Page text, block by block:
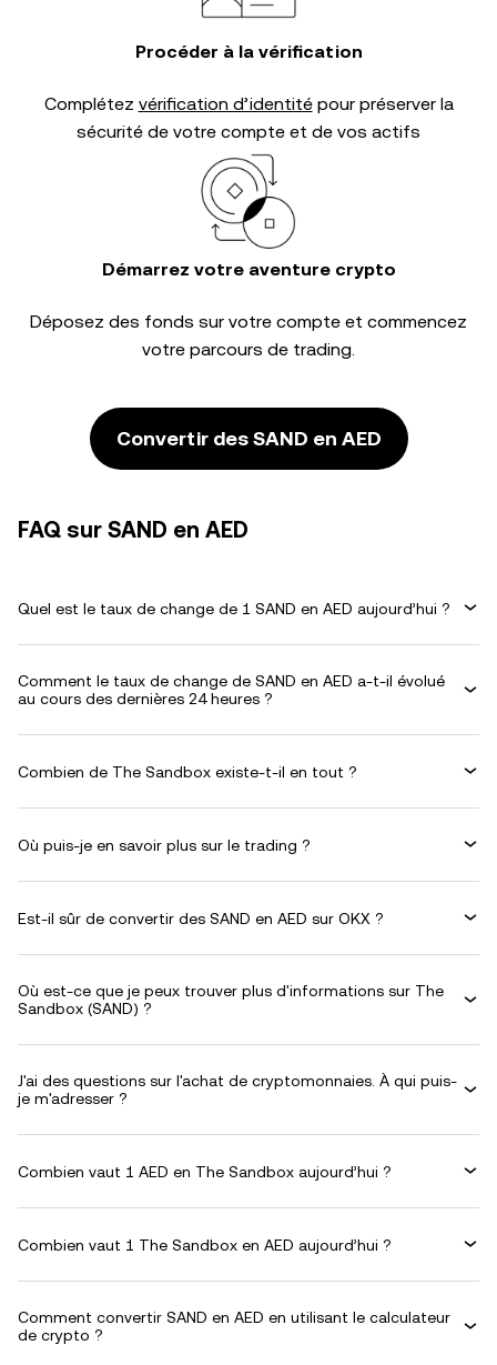
Procéder à la vérification
Complétez vérification d’identitépour préserver la
sécurité de votre compte et de vos actifs
Démarrez votre aventure crypto
Déposez des fonds sur votre compte et commencez
votre parcours de trading.
Convertir des SAND en AED
FAQ sur SAND en AED
Quel est le taux de change de 1 SAND en AED aujourd’hui ?
Comment le taux de change de SAND en AED a-t-il évolué
au cours des dernières 24 heures ?
Combien de The Sandbox existe-t-il en tout ?
Où puis-je en savoir plus sur le trading ?
Est-il sûr de convertir des SAND en AED sur OKX ?
Où est-ce que je peux trouver plus d'informations sur The
Sandbox (SAND) ?
J'ai des questions sur l'achat de cryptomonnaies. À qui puis-
je m'adresser ?
Combien vaut 1 AED en The Sandbox aujourd’hui ?
Combien vaut 1 The Sandbox en AED aujourd’hui ?
Comment convertir SAND en AED en utilisant le calculateur
de crypto ?